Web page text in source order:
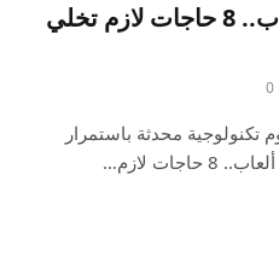
لو هتشتري لاب توب ألعاب.. 8 حاجات لازم تخلي
0
محدثة باستمرار
لازم…